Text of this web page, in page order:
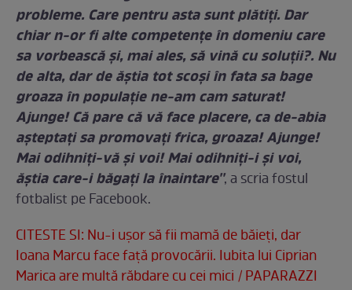
probleme. Care pentru asta sunt plătiţi. Dar
chiar n-or fi alte competenţe în domeniu care
sa vorbească şi, mai ales, să vină cu soluţii?. Nu
de alta, dar de ăştia tot scoşi în fata sa bage
groaza în populaţie ne-am cam saturat!
Ajunge! Că pare că vă face placere, ca de-abia
aşteptaţi sa promovaţi frica, groaza! Ajunge!
Mai odihniţi-vă şi voi! Mai odihniţi-i şi voi,
ăştia care-i băgaţi la înaintare'', a scria fostul
fotbalist pe Facebook.
CITESTE SI: Nu-i ușor să fii mamă de băieți, dar
Ioana Marcu face față provocării. Iubita lui Ciprian
Marica are multă răbdare cu cei mici / PAPARAZZI